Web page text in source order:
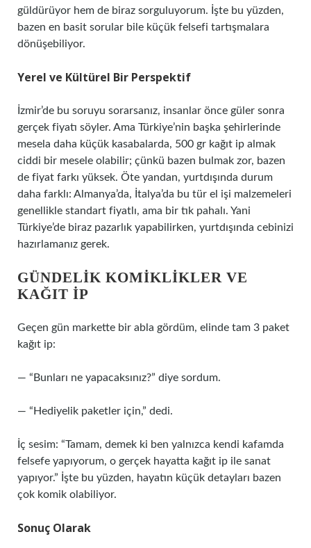
güldürüyor hem de biraz sorguluyorum. İşte bu yüzden,
bazen en basit sorular bile küçük felsefi tartışmalara
dönüşebiliyor.
Yerel ve Kültürel Bir Perspektif
İzmir’de bu soruyu sorarsanız, insanlar önce güler sonra
gerçek fiyatı söyler. Ama Türkiye’nin başka şehirlerinde
mesela daha küçük kasabalarda, 500 gr kağıt ip almak
ciddi bir mesele olabilir; çünkü bazen bulmak zor, bazen
de fiyat farkı yüksek. Öte yandan, yurtdışında durum
daha farklı: Almanya’da, İtalya’da bu tür el işi malzemeleri
genellikle standart fiyatlı, ama bir tık pahalı. Yani
Türkiye’de biraz pazarlık yapabilirken, yurtdışında cebinizi
hazırlamanız gerek.
GÜNDELIK KOMIKLIKLER VE
KAĞIT İP
Geçen gün markette bir abla gördüm, elinde tam 3 paket
kağıt ip:
— “Bunları ne yapacaksınız?” diye sordum.
— “Hediyelik paketler için,” dedi.
İç sesim: “Tamam, demek ki ben yalnızca kendi kafamda
felsefe yapıyorum, o gerçek hayatta kağıt ip ile sanat
yapıyor.” İşte bu yüzden, hayatın küçük detayları bazen
çok komik olabiliyor.
Sonuç Olarak